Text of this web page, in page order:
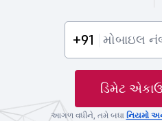
+91
ડિમેટ
આગળ વધીને, તમે બધા નિયમો